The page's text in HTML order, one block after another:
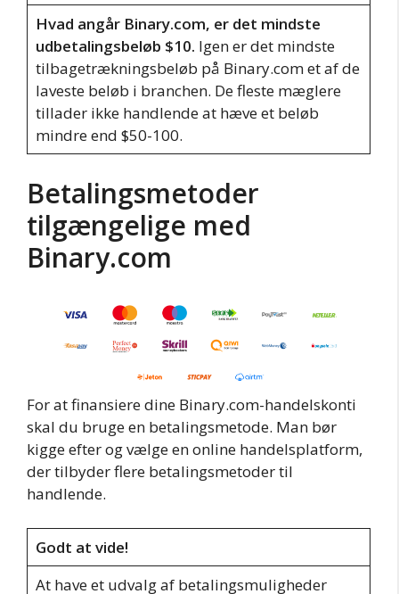
Hvad angår Binary.com, er det mindste
udbetalingsbeløb $10. Igen er det mindste
tilbagetrækningsbeløb på Binary.com et af de
laveste beløb i branchen. De fleste mæglere
tillader ikke handlende at hæve et beløb
mindre end $50-100.
Betalingsmetoder
tilgængelige med
Binary.com
For at finansiere dine Binary.com-handelskonti
skal du bruge en betalingsmetode. Man bør
kigge efter og vælge en online handelsplatform,
der tilbyder flere betalingsmetoder til
handlende.
Godt at vide!
At have et udvalg af betalingsmuligheder